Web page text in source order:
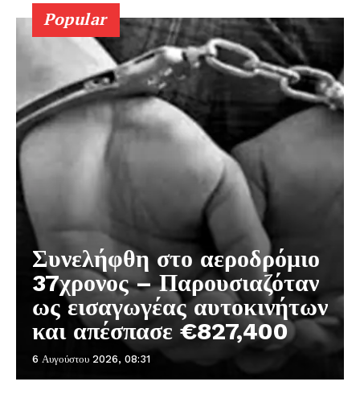
Popular
Συνελήφθη στο αεροδρόμιο
37χρονος – Παρουσιαζόταν
ως εισαγωγέας αυτοκινήτων
και απέσπασε €827,400
6 Αυγούστου 2026, 08:31